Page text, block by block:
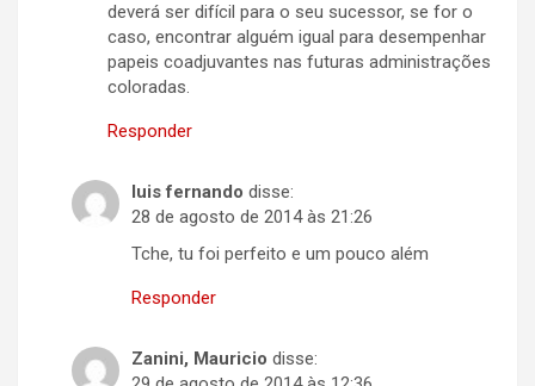
deverá ser difícil para o seu sucessor, se for o
caso, encontrar alguém igual para desempenhar
papeis coadjuvantes nas futuras administrações
coloradas.
Responder
luis fernando disse:
28 de agosto de 2014 às 21:26
Tche, tu foi perfeito e um pouco além
Responder
Zanini, Mauricio disse: